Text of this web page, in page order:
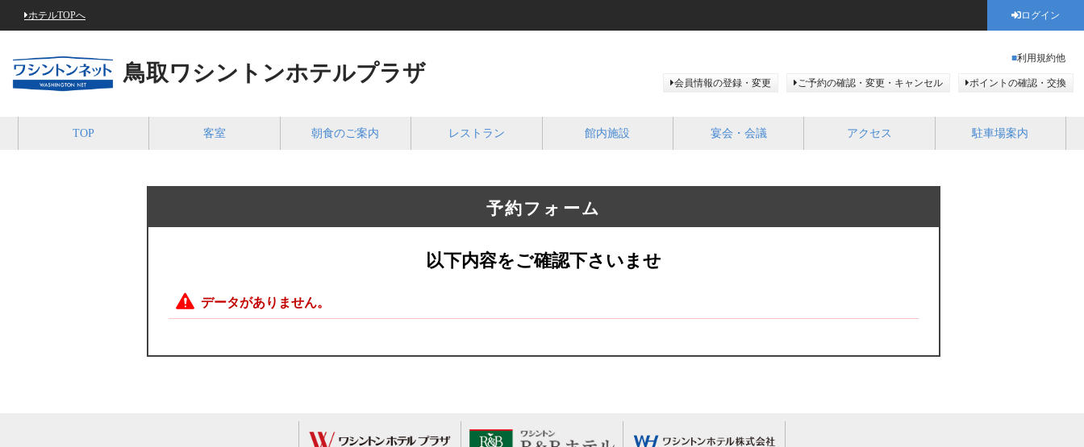
ホテルTOPへ ログイン
鳥取ワシントンホテルプラザ
利用規約他
会員情報の登録・変更 ご予約の確認・変更・キャンセル ポイントの確認・交換
TOP 客室 朝食のご案内 レストラン 館内施設 宴会・会議 アクセス 駐車場案内
予約フォーム
以下内容をご確認下さいませ
データがありません。